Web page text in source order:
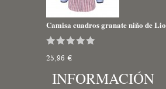
Camisa cuadros granate niño de
25,96 €
INFORMACIÓN